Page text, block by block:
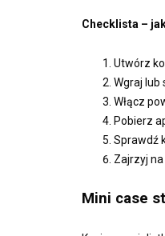
Checklista –
Utwórz
Wgraj lub
Włącz
Pobierz
Sprawdź
Zajrzyj
Mini case